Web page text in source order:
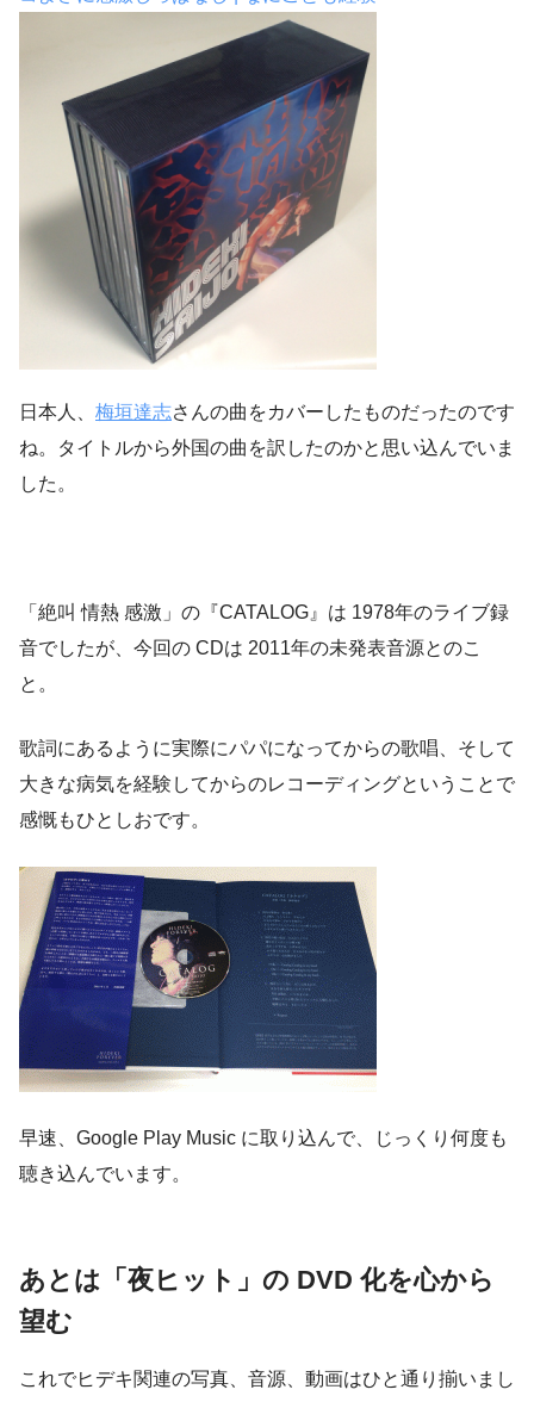
日本人、 梅垣達志さんの曲をカバーしたものだったのです
ね。タイトルから外国の曲を訳したのかと思い込んでいま
した。
「絶叫 情熱 感激」の『CATALOG』は 1978年のライブ録
音でしたが、今回の CDは 2011年の未発表音源とのこ
と。
歌詞にあるように実際にパパになってからの歌唱、そして
大きな病気を経験してからのレコーディングということで
感慨もひとしおです。
早速、Google Play Music に取り込んで、じっくり何度も
聴き込んでいます。
あとは「夜ヒット」の DVD 化を心から
望む
これでヒデキ関連の写真、音源、動画はひと通り揃いまし